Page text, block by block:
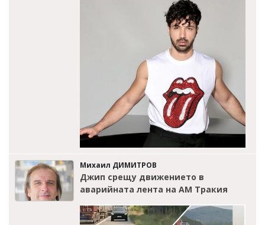
Михаил ДИМИТРОВ
Джип срещу движението в
аварийната лента на АМ Тракия